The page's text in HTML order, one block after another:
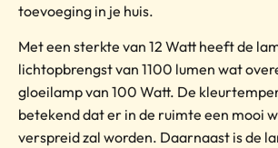
toevoeging in je huis.
Met een sterkte van 12 Watt heeft de
lichtopbrengst van 1100 lumen wat
gloeilamp van 100 Watt. De
betekend dat er in de ruimte een mooi
verspreid zal worden. Daarnaast is de